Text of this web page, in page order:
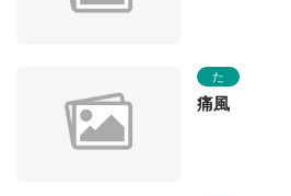
た
痛風